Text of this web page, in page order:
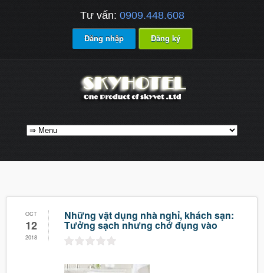
Tư vấn: 0909.448.608
Đăng nhập Đăng ký
OCT
12
2018
Những vật dụng nhà nghỉ, khách sạn:
Tưởng sạch nhưng chớ đụng vào